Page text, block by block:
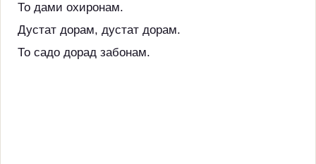
То дами охиронам.
Дустат дорам, дустат дорам.
То садо дорад забонам.